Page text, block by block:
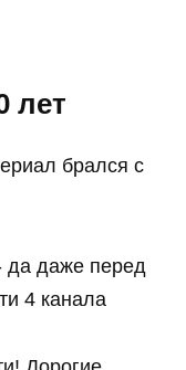
лет
брался с
да даже перед
4 канала